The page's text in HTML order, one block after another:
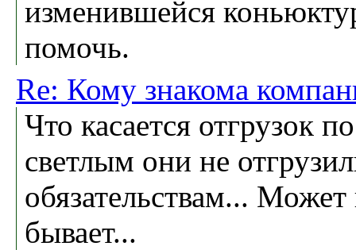
изменившейся
помочь.
Re: Кому знакома
Что касается отгрузок
светлым они не
обязательствам...
бывает...